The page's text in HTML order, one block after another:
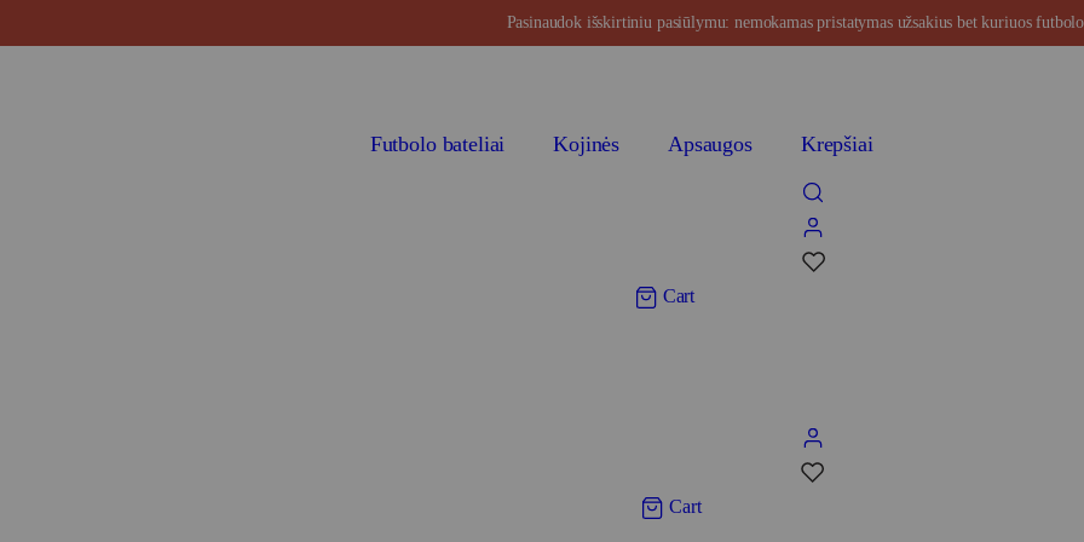
Pasinaudok išskirtiniu pasiūlymu: nemokamas pristatymas užsakius bet kuriuos
Futbolo bateliai Kojinės Apsaugos Krepšiai
Cart
Cart